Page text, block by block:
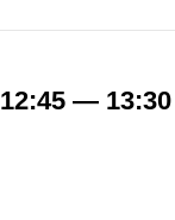
12:45 — 13:30